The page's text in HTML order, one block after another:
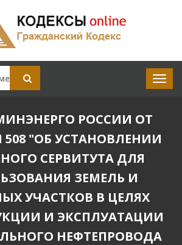
РОССИИ ОТ
508 "ОБ УСТАНОВЛЕНИИ
СЕРВИТУТА ДЛЯ
ЗЕМЕЛЬ И
УЧАСТКОВ В ЦЕЛЯХ
И ЭКСПЛУАТАЦИИ
НЕФТЕПРОВОДА